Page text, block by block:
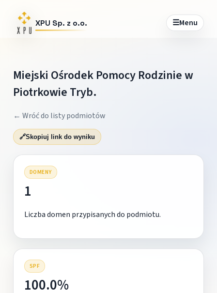
XPU Sp. z o.o. ☰Menu
Miejski Ośrodek Pomocy Rodzinie w
Piotrkowie Tryb.
← Wróć do listy podmiotów
🔗Skopiuj link do wyniku
DOMENY
1
Liczba domen przypisanych do podmiotu.
SPF
100.0%